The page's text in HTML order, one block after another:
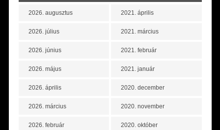
2026. augusztus
2026. július
2026. június
2026. május
2026. április
2026. március
2026. február
2021. április
2021. március
2021. február
2021. január
2020. december
2020. november
2020. október